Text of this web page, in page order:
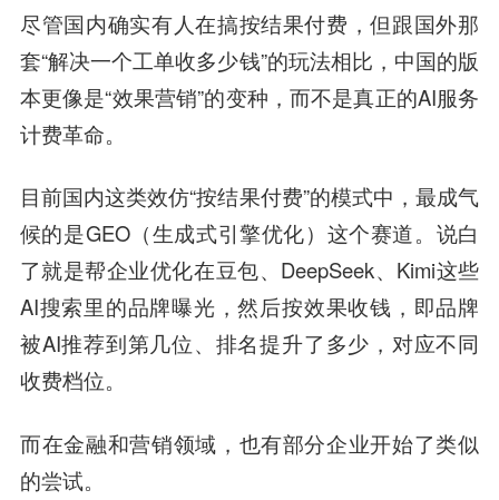
尽管国内确实有人在搞按结果付费，但跟国外那
套“解决一个工单收多少钱”的玩法相比，中国的版
本更像是“效果营销”的变种，而不是真正的AI服务
计费革命。
目前国内这类效仿“按结果付费”的模式中，最成气
候的是GEO（生成式引擎优化）这个赛道。说白
了就是帮企业优化在豆包、DeepSeek、Kimi这些
AI搜索里的品牌曝光，然后按效果收钱，即品牌
被AI推荐到第几位、排名提升了多少，对应不同
收费档位。
而在金融和营销领域，也有部分企业开始了类似
的尝试。